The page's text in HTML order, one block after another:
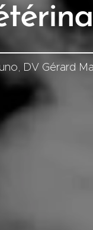
DV Gérard